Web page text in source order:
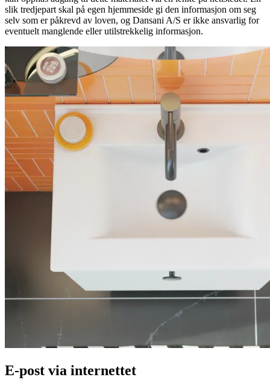
slik tredjepart skal på egen hjemmeside gi den informasjon om seg
selv som er påkrevd av loven, og Dansani A/S er ikke ansvarlig for
eventuelt manglende eller utilstrekkelig informasjon.
E-post via internettet